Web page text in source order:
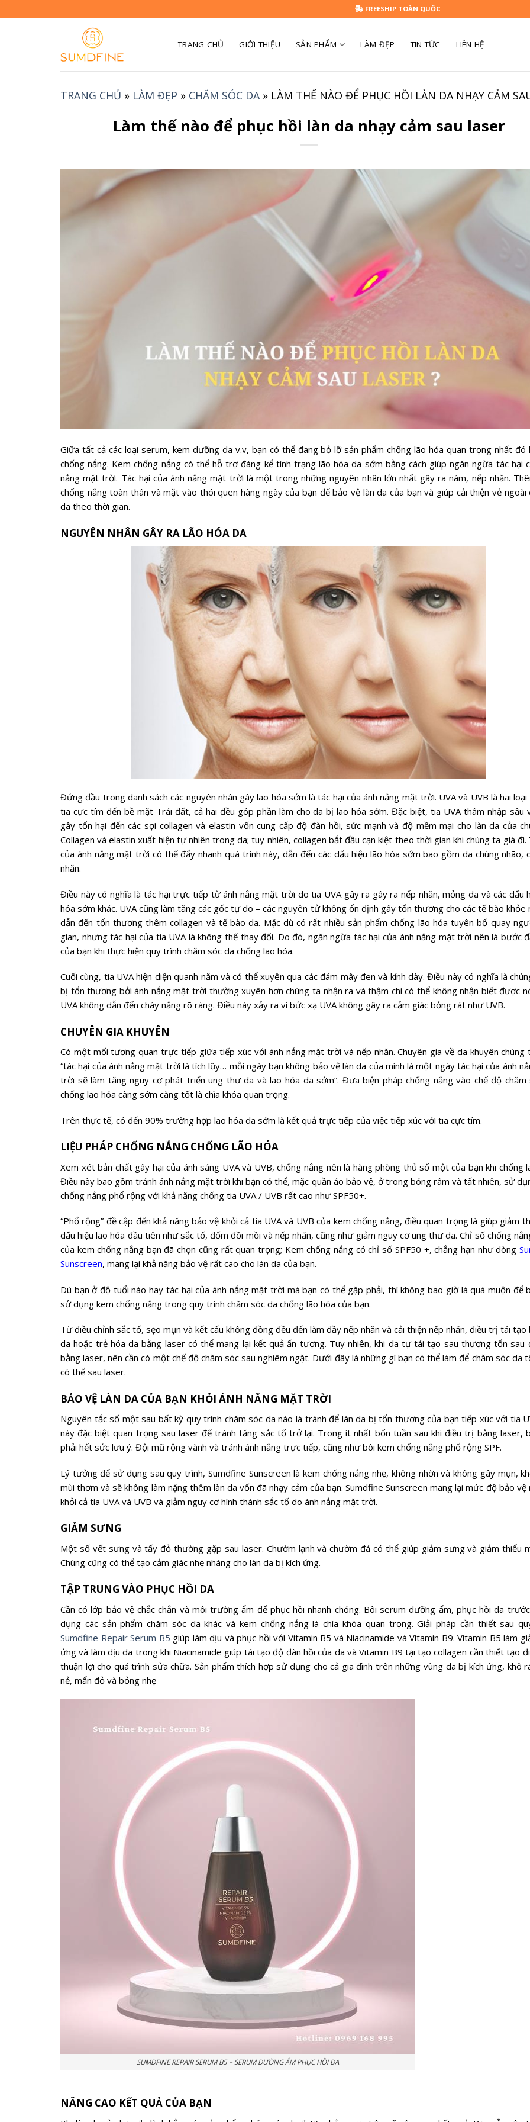
to
FREESHIP TOÀN QUỐC
TRANG CHỦ GIỚI THIỆU SẢN PHẨM LÀM ĐẸP TIN TỨC LIÊN HỆ
TRANG CHỦ » LÀM ĐẸP » CHĂM SÓC DA» LÀM THẾ NÀO ĐỂ PHỤC HỒI LÀN DA NHẠY CẢM
Làm thế nào để phục hồi làn da nhạy cảm sau laser
Giữa tất cả các loại serum, kem dưỡng da v.v, bạn có thể đang bỏ lỡ sản phẩm chống lão hóa quan trọng nhất đó
chống nắng. Kem chống nắng có thể hỗ trợ đáng kể tình trạng lão hóa da sớm bằng cách giúp ngăn ngừa tác hại
nắng mặt trời. Tác hại của ánh nắng mặt trời là một trong những nguyên nhân lớn nhất gây ra nám, nếp nhăn.
chống nắng toàn thân và mặt vào thói quen hàng ngày của bạn để bảo vệ làn da của bạn và giúp cải thiện vẻ ngoài
da theo thời gian.
NGUYÊN NHÂN GÂY RA LÃO HÓA DA
Đứng đầu trong danh sách các nguyên nhân gây lão hóa sớm là tác hại của ánh nắng mặt trời. UVA và UVB là hai
tia cực tím đến bề mặt Trái đất, cả hai đều góp phần làm cho da bị lão hóa sớm. Đặc biệt, tia UVA thâm nhập sâu
gây tổn hại đến các sợi collagen và elastin vốn cung cấp độ đàn hồi, sức mạnh và độ mềm mại cho làn da của
Collagen và elastin xuất hiện tự nhiên trong da; tuy nhiên, collagen bắt đầu cạn kiệt theo thời gian khi chúng ta già đi.
của ánh nắng mặt trời có thể đẩy nhanh quá trình này, dẫn đến các dấu hiệu lão hóa sớm bao gồm da chùng nhão,
nhăn.
Điều này có nghĩa là tác hại trực tiếp từ ánh nắng mặt trời do tia UVA gây ra gây ra nếp nhăn, mỏng da và các dấu
hóa sớm khác. UVA cũng làm tăng các gốc tự do – các nguyên tử không ổn định gây tổn thương cho các tế bào khỏe
dẫn đến tổn thương thêm collagen và tế bào da. Mặc dù có rất nhiều sản phẩm chống lão hóa tuyên bố quay
gian, nhưng tác hại của tia UVA là không thể thay đổi. Do đó, ngăn ngừa tác hại của ánh nắng mặt trời nên là bước
của bạn khi thực hiện quy trình chăm sóc da chống lão hóa.
Cuối cùng, tia UVA hiện diện quanh năm và có thể xuyên qua các đám mây đen và kính dày. Điều này có nghĩa là
bị tổn thương bởi ánh nắng mặt trời thường xuyên hơn chúng ta nhận ra và thậm chí có thể không nhận biết được
UVA không dẫn đến cháy nắng rõ ràng. Điều này xảy ra vì bức xạ UVA không gây ra cảm giác bỏng rát như UVB.
CHUYÊN GIA KHUYÊN
Có một mối tương quan trực tiếp giữa tiếp xúc với ánh nắng mặt trời và nếp nhăn. Chuyên gia về da khuyên chúng
“tác hại của ánh nắng mặt trời là tích lũy… mỗi ngày bạn không bảo vệ làn da của mình là một ngày tác hại của ánh
trời sẽ làm tăng nguy cơ phát triển ung thư da và lão hóa da sớm”. Đưa biện pháp chống nắng vào chế độ chăm
chống lão hóa càng sớm càng tốt là chìa khóa quan trọng.
Trên thực tế, có đến 90% trường hợp lão hóa da sớm là kết quả trực tiếp của việc tiếp xúc với tia cực tím.
LIỆU PHÁP CHỐNG NẮNG CHỐNG LÃO HÓA
Xem xét bản chất gây hại của ánh sáng UVA và UVB, chống nắng nên là hàng phòng thủ số một của bạn khi chống
Điều này bao gồm tránh ánh nắng mặt trời khi bạn có thể, mặc quần áo bảo vệ, ở trong bóng râm và tất nhiên, sử
chống nắng phổ rộng với khả năng chống tia UVA / UVB rất cao như SPF50+.
“Phổ rộng” đề cập đến khả năng bảo vệ khỏi cả tia UVA và UVB của kem chống nắng, điều quan trọng là giúp giảm
dấu hiệu lão hóa đầu tiên như sắc tố, đốm đồi mồi và nếp nhăn, cũng như giảm nguy cơ ung thư da. Chỉ số chống
của kem chống nắng bạn đã chọn cũng rất quan trọng; Kem chống nắng có chỉ số SPF50 +, chẳng hạn như dòng
Sunscreen, mang lại khả năng bảo vệ rất cao cho làn da của bạn.
Dù bạn ở độ tuổi nào hay tác hại của ánh nắng mặt trời mà bạn có thể gặp phải, thì không bao giờ là quá muộn để
sử dụng kem chống nắng trong quy trình chăm sóc da chống lão hóa của bạn.
Từ điều chỉnh sắc tố, sẹo mụn và kết cấu không đồng đều đến làm đầy nếp nhăn và cải thiện nếp nhăn, điều trị tái tạo
da hoặc trẻ hóa da bằng laser có thể mang lại kết quả ấn tượng. Tuy nhiên, khi da tự tái tạo sau thương tổn sau
bằng laser, nên cần có một chế độ chăm sóc sau nghiêm ngặt. Dưới đây là những gì bạn có thể làm để chăm sóc da
có thể sau laser.
BẢO VỆ LÀN DA CỦA BẠN KHỎI ÁNH NẮNG MẶT TRỜI
Nguyên tắc số một sau bất kỳ quy trình chăm sóc da nào là tránh để làn da bị tổn thương của bạn tiếp xúc với tia
này đặc biệt quan trọng sau laser để tránh tăng sắc tố trở lại. Trong ít nhất bốn tuần sau khi điều trị bằng laser,
phải hết sức lưu ý. Đội mũ rộng vành và tránh ánh nắng trực tiếp, cũng như bôi kem chống nắng phổ rộng SPF.
Lý tưởng để sử dụng sau quy trình, Sumdfine Sunscreen là kem chống nắng nhẹ, không nhờn và không gây mụn,
mùi thơm và sẽ không làm nặng thêm làn da vốn đã nhạy cảm của bạn. Sumdfine Sunscreen mang lại mức độ bảo vệ
khỏi cả tia UVA và UVB và giảm nguy cơ hình thành sắc tố do ánh nắng mặt trời.
GIẢM SƯNG
Một số vết sưng và tấy đỏ thường gặp sau laser. Chườm lạnh và chườm đá có thể giúp giảm sưng và giảm thiểu
Chúng cũng có thể tạo cảm giác nhẹ nhàng cho làn da bị kích ứng.
TẬP TRUNG VÀO PHỤC HỒI DA
Cần có lớp bảo vệ chắc chắn và môi trường ẩm để phục hồi nhanh chóng. Bôi serum dưỡng ẩm, phục hồi da
dụng các sản phẩm chăm sóc da khác và kem chống nắng là chìa khóa quan trọng. Giải pháp cần thiết sau
Sumdfine Repair Serum B5 giúp làm dịu và phục hồi với Vitamin B5 và Niacinamide và Vitamin B9. Vitamin B5 làm
ứng và làm dịu da trong khi Niacinamide giúp tái tạo độ đàn hồi của da và Vitamin B9 tại tạo collagen cần thiết tạo
thuận lợi cho quá trình sửa chữa. Sản phẩm thích hợp sử dụng cho cả gia đình trên những vùng da bị kích ứng, khô
nẻ, mẩn đỏ và bỏng nhẹ
SUMDFINE REPAIR SERUM B5 – SERUM DƯỠNG ẨM PHỤC HỒI DA
NÂNG CAO KẾT QUẢ CỦA BẠN